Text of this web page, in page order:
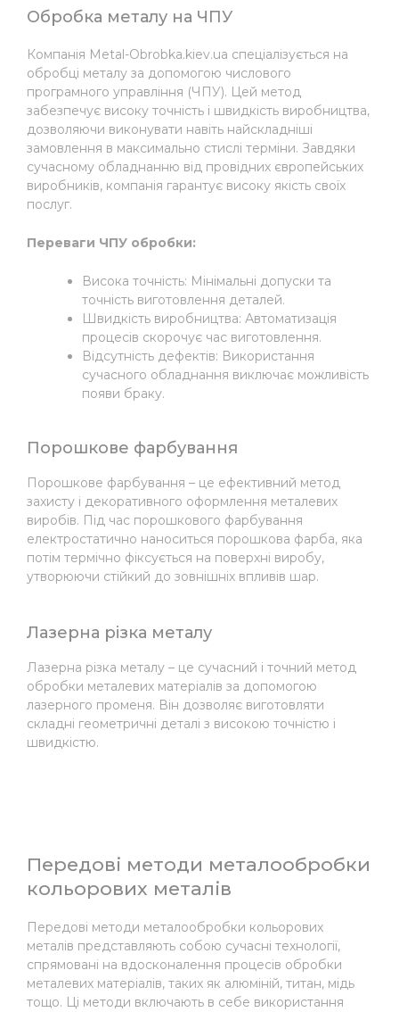
Обробка металу на ЧПУ
Компанія Metal-Obrobka.kiev.ua спеціалізується на
обробці металу за допомогою числового
програмного управління (ЧПУ). Цей метод
забезпечує високу точність і швидкість виробництва,
дозволяючи виконувати навіть найскладніші
замовлення в максимально стислі терміни. Завдяки
сучасному обладнанню від провідних європейських
виробників, компанія гарантує високу якість своїх
послуг.
Переваги ЧПУ обробки:
Висока точність: Мінімальні допуски та
точність виготовлення деталей.
Швидкість виробництва: Автоматизація
процесів скорочує час виготовлення.
Відсутність дефектів: Використання
сучасного обладнання виключає можливість
появи браку.
Порошкове фарбування
Порошкове фарбування – це ефективний метод
захисту і декоративного оформлення металевих
виробів. Під час порошкового фарбування
електростатично наноситься порошкова фарба, яка
потім термічно фіксується на поверхні виробу,
утворюючи стійкий до зовнішніх впливів шар.
Лазерна різка металу
Лазерна різка металу – це сучасний і точний метод
обробки металевих матеріалів за допомогою
лазерного променя. Він дозволяє виготовляти
складні геометричні деталі з високою точністю і
швидкістю.
Передові методи металообробки
кольорових металів
Передові методи металообробки кольорових
металів представляють собою сучасні технології,
спрямовані на вдосконалення процесів обробки
металевих матеріалів, таких як алюміній, титан, мідь
тощо. Ці методи включають в себе використання